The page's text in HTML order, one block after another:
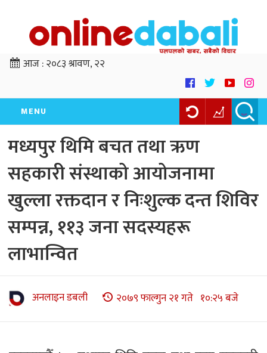
आज :२०८३ श्रावण, २२
MENU
मध्यपुर थिमि बचत तथा ऋण
सहकारी संस्थाको आयोजनामा
खुल्ला रक्तदान र निःशुल्क दन्त शिविर
सम्पन्न, ११३ जना सदस्यहरू
लाभान्वित
अनलाइन डबली २०७९ फाल्गुन २१ गते १०:२५ बजे